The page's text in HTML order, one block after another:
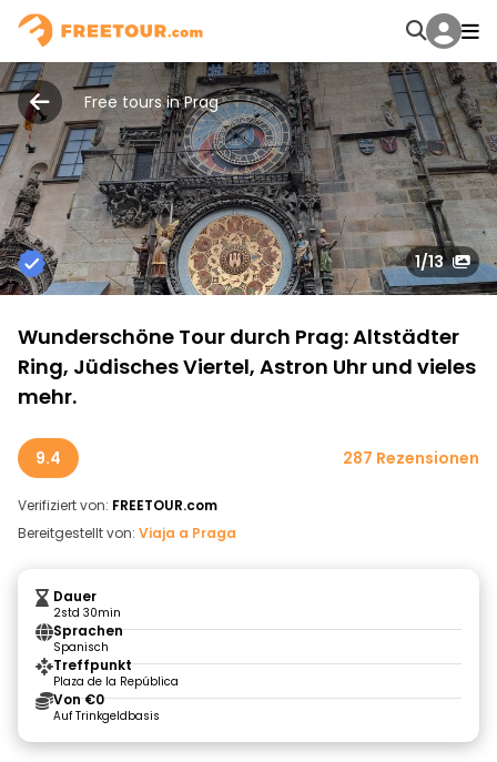
Free tours in Prag
1/13
Wunderschöne Tour durch Prag: Altstädter
Ring, Jüdisches Viertel, Astron Uhr und vieles
mehr.
9.4 287 Rezensionen
Verifiziert von: FREETOUR.com
Bereitgestellt von: Viaja a Praga
Dauer
2std 30min
Sprachen
Spanisch
Treffpunkt
Plaza de la República
Von €0
Auf Trinkgeldbasis